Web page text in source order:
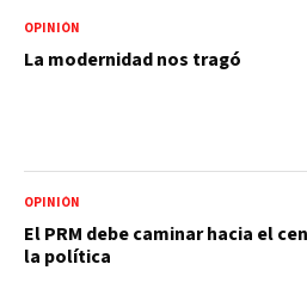
OPINIÓN
La modernidad nos tragó
OPINIÓN
El PRM debe caminar hacia el
la política